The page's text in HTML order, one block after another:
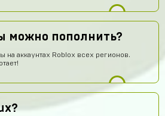
можно пополнить?
на аккаунтах Roblox всех регионов.
14 часов назад